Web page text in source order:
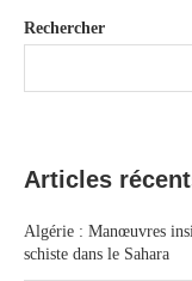
Rechercher
Articles
Algérie : Manœuvres
schiste dans le Sahara